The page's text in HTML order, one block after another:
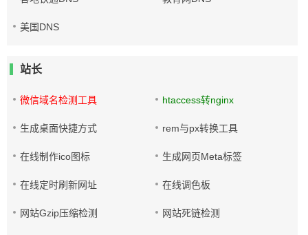
美国DNS
站长
微信域名检测工具 htaccess转nginx
生成桌面快捷方式 rem与px转换工具
在线制作ico图标 生成网页Meta标签
在线定时刷新网址 在线调色板
网站Gzip压缩检测 网站死链检测